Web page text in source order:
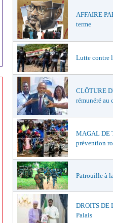
AFFAIRE
terme
Lutte contre
CLÔTURE
rémunéré au
MAGAL DE
prévention
Patrouille à
DROITS DE
Palais